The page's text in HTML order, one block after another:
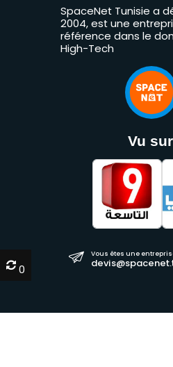
SpaceNet Tunisie a
2004, est une
référence dans le
High-Tech
Vu
Vous êtes une
0
0